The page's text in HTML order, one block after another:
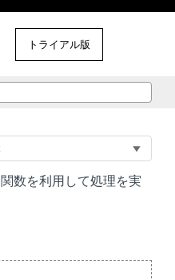
トライアル版
数を利用して処理を実